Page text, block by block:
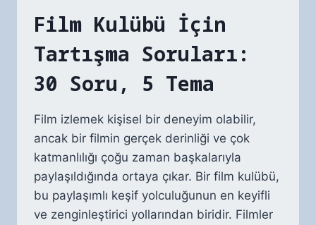
Film Kulübü İçin
Tartışma Soruları:
30 Soru, 5 Tema
Film izlemek kişisel bir deneyim olabilir,
ancak bir filmin gerçek derinliği ve çok
katmanlılığı çoğu zaman başkalarıyla
paylaşıldığında ortaya çıkar. Bir film kulübü,
bu paylaşımlı keşif yolculuğunun en keyifli
ve zenginleştirici yollarından biridir. Filmler